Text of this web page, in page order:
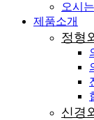
오시
제품소개
정형
신경